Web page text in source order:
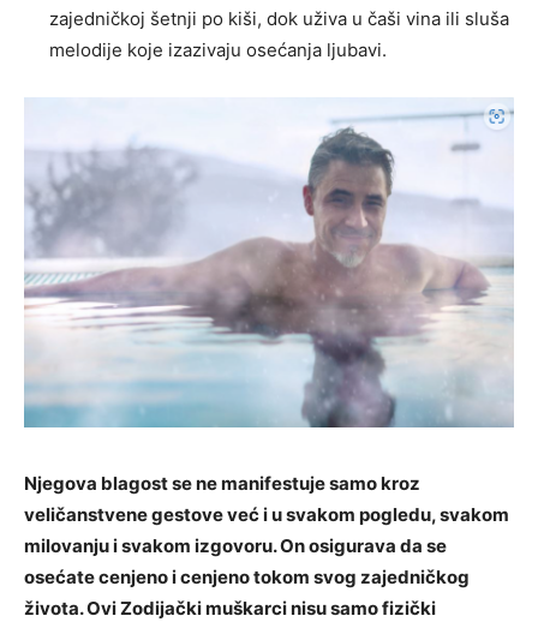
zajedničkoj šetnji po kiši, dok uživa u čaši vina ili sluša
melodije koje izazivaju osećanja ljubavi.
Njegova blagost se ne manifestuje samo kroz
veličanstvene gestove već i u svakom pogledu, svakom
milovanju i svakom izgovoru. On osigurava da se
osećate cenjeno i cenjeno tokom svog zajedničkog
života. Ovi Zodijački muškarci nisu samo fizički